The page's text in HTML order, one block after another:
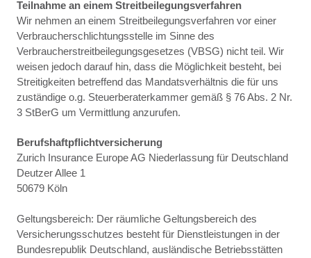
Teilnahme an einem Streitbeilegungsverfahren
Wir nehmen an einem Streitbeilegungsverfahren vor einer
Verbraucherschlichtungsstelle im Sinne des
Verbraucherstreitbeilegungsgesetzes (VBSG) nicht teil. Wir
weisen jedoch darauf hin, dass die Möglichkeit besteht, bei
Streitigkeiten betreffend das Mandatsverhältnis die für uns
zuständige o.g. Steuerberaterkammer gemäß § 76 Abs. 2 Nr.
3 StBerG um Vermittlung anzurufen.
Berufshaftpflichtversicherung
Zurich Insurance Europe AG Niederlassung für Deutschland
Deutzer Allee 1
50679 Köln
Geltungsbereich: Der räumliche Geltungsbereich des
Versicherungsschutzes besteht für Dienstleistungen in der
Bundesrepublik Deutschland, ausländische Betriebsstätten